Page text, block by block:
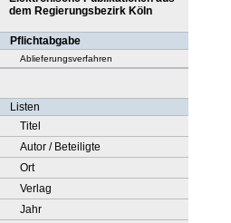
dem Regierungsbezirk Köln
Pflichtabgabe
Ablieferungsverfahren
Listen
Titel
Autor / Beteiligte
Ort
Verlag
Jahr